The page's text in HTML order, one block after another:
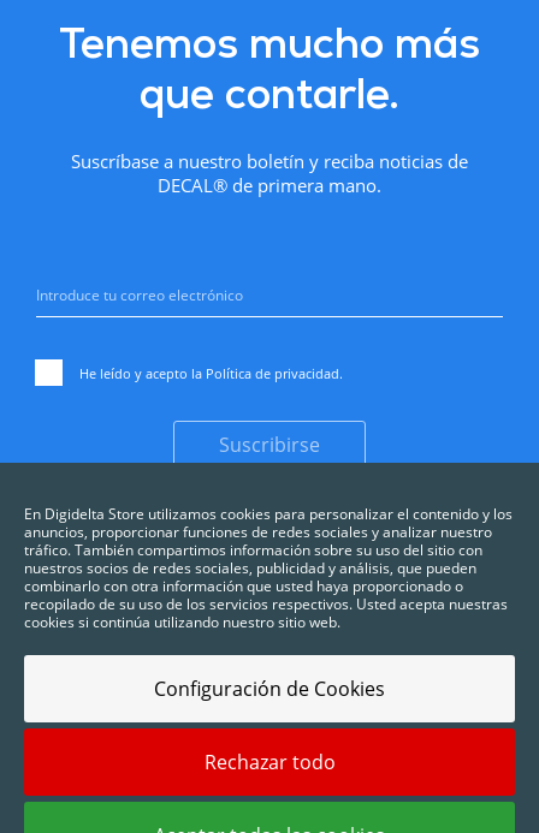
Tenemos mucho más
que contarle.
Suscríbase a nuestro boletín y reciba noticias de
DECAL® de primera mano.
He leído y acepto la Política de privacidad.
Suscribirse
2025 © Digidelta Store - Think Green. Todos los derechos reservados.
En Digidelta Store utilizamos cookies para personalizar el contenido y los
anuncios, proporcionar funciones de redes sociales y analizar nuestro
tráfico. También compartimos información sobre su uso del sitio con
nuestros socios de redes sociales, publicidad y análisis, que pueden
combinarlo con otra información que usted haya proporcionado o
recopilado de su uso de los servicios respectivos. Usted acepta nuestras
cookies si continúa utilizando nuestro sitio web.
Configuración de Cookies
Rechazar todo